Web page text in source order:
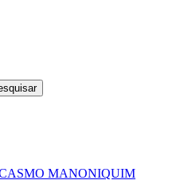
MANONIQUIM